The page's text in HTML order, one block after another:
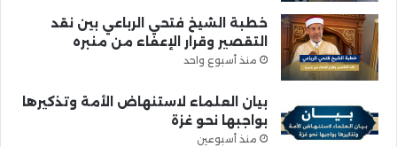
خطبة الشيخ فتحي الرباعي بين نقد
التقصير وقرار الإعفاء من منبره
منذ أسبوع واحد
بيان العلماء لاستنهاض الأمة وتذكيرها
بواجبها نحو غزة
منذ أسبوعين